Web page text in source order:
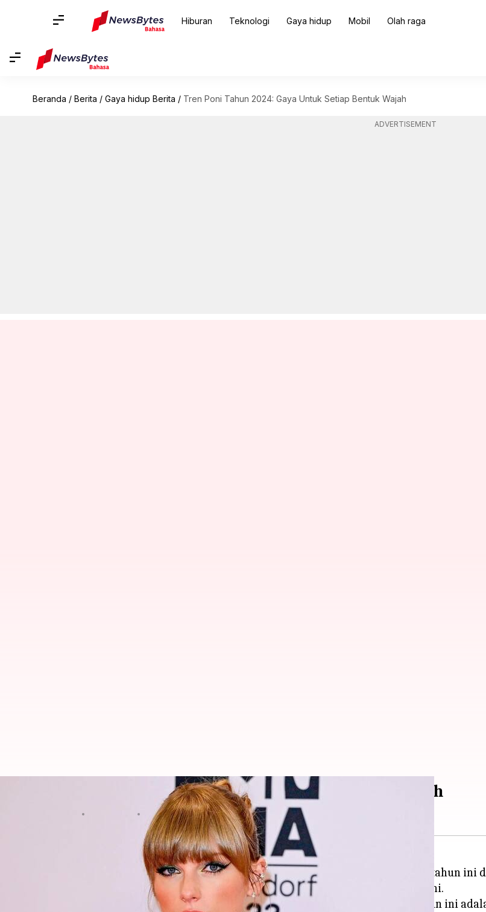
Hiburan Teknologi Gaya hidup Mobil Olah raga
Beranda / Berita / Gaya hidup Berita / Tren Poni Tahun 2024: Gaya Untuk Setiap Bentuk Wajah
ADVERTISEMENT
Tren Poni Tahun 2024: Gaya Untuk Setiap Bentuk Wajah
12:51 pm
Apakah Anda siap untuk mengubah penampilan Anda di tahun 2024, dan memulai tahun
biasa dan lihatlah tren rambut paling digemari tahun ini - gaya rambut dengan poni.
Baik Anda tertarik dengan gaya poni
Curtain, Wispy, Baby, Full, atau Side-Swept
, tahun ini